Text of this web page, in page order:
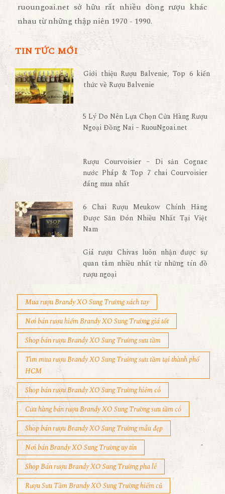
ruoungoai.net sở hữu rất nhiều dòng rượu khác
nhau từ những thập niên 1970 - 1990.
TIN TỨC MỚI
Giới thiệu Rượu Balvenie, Top 6 kiến
thức về Rượu Balvenie
5 Lý Do Nên Lựa Chọn Cửa Hàng Rượu
Ngoại Đồng Nai – RuouNgoai.net
Rượu Courvoisier – Di sản Cognac
nước Pháp & Top 7 chai Courvoisier
đáng mua nhất
6 Chai Rượu Meukow Chính Hãng
Được Săn Đón Nhiều Nhất Tại Việt
Nam
Giá rượu Chivas luôn nhận được sự
quan tâm nhiều nhất từ những tín đồ
rượu ngoại
Mua rượu Brandy XO Sung Trường xách tay
Nơi bán rượu hiếm Brandy XO Sung Trường giá tốt
Shop bán rượu Brandy XO Sung Trường sưu tầm
Tìm mua rượu Brandy XO Sung Trường sưu tầm tại thành phố
HCM
Shop bán rượu Brandy XO Sung Trường hiêm cổ
Cửa hàng bán rượu Brandy XO Sung Trường sưu tầm cổ
Shop bán rượu Brandy XO Sung Trường mẫu đẹp
Nơi bán Brandy XO Sung Trường uy tín
Shop Bán rượu Brandy XO Sung Trường pha lê
Rượu Sưu Tầm Brandy XO Sung Trường hiếm cũ